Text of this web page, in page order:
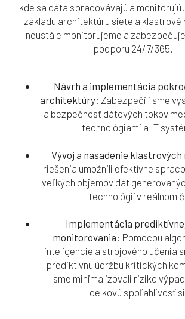
kde sa dáta spracovávajú a
základu architektúru siete a klastrové
neustále monitorujeme a
podporu 24/7/365.
Návrh a implementácia
architektúry: Zabezpečili sme
a bezpečnosť dátových tokov
technológiami a IT
Vývoj a nasadenie klastrových
riešenia umožnili efektívne
veľkých objemov dát
technológií v reálnom
Implementácia
monitorovania: Pomocou
inteligencie a strojového učenia
prediktívnu údržbu kritických
sme minimalizovali riziko
celkovú spoľahlivosť